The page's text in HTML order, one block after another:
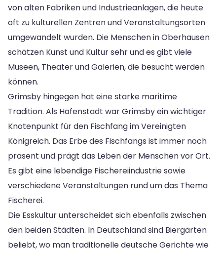
von alten Fabriken und Industrieanlagen, die heute
oft zu kulturellen Zentren und Veranstaltungsorten
umgewandelt wurden. Die Menschen in Oberhausen
schätzen Kunst und Kultur sehr und es gibt viele
Museen, Theater und Galerien, die besucht werden
können.
Grimsby hingegen hat eine starke maritime
Tradition. Als Hafenstadt war Grimsby ein wichtiger
Knotenpunkt für den Fischfang im Vereinigten
Königreich. Das Erbe des Fischfangs ist immer noch
präsent und prägt das Leben der Menschen vor Ort.
Es gibt eine lebendige Fischereiindustrie sowie
verschiedene Veranstaltungen rund um das Thema
Fischerei.
Die Esskultur unterscheidet sich ebenfalls zwischen
den beiden Städten. In Deutschland sind Biergärten
beliebt, wo man traditionelle deutsche Gerichte wie